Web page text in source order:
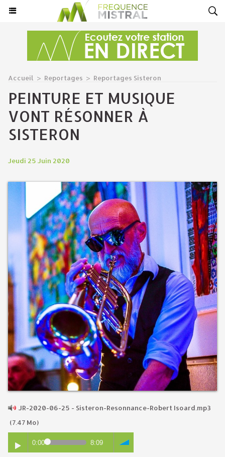
Accueil > Reportages > Reportages Sisteron
PEINTURE ET MUSIQUE
VONT RÉSONNER À
SISTERON
Jeudi 25 Juin 2020
JR-2020-06-25 - Sisteron-Resonnance-Robert Isoard.mp3
(7.47 Mo)
0:00 8:09